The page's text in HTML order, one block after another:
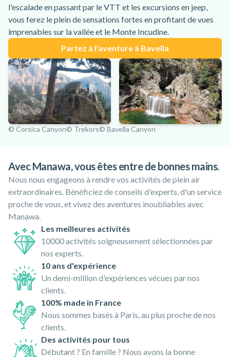
l'escalade en passant par le VTT et les excursions en jeep,
vous ferez le plein de sensations fortes en profitant de vues
imprenables sur la vallée et le Monte Incudine.
Partez à l'aventure à Bavella
© Corsica Canyon© Trekors© Bavella Canyon
Avec Manawa, vous êtes entre de bonnes mains.
Nous nous engageons à rendre vos activités de plein air
extraordinaires. Bénéficiez de conseils d'experts, d'un service
proche de vous, et vivez des aventures inoubliables avec
Manawa.
Les meilleures activités
10000 activités soigneusement sélectionnées par
nos experts.
10 ans d'expérience
Un demi-million d'expériences vécues par nos
clients.
100% made in France
Nous sommes basés à Paris, au plus proche de nos
clients.
Des activités pour tous
Débutant ? En famille ? Nous avons la bonne